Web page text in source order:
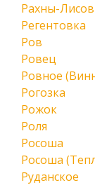
Рахны-
Регентовка
Ров
Ровец
Ровное
Рогозка
Рожок
Роля
Росоша
Росоша
Руданское